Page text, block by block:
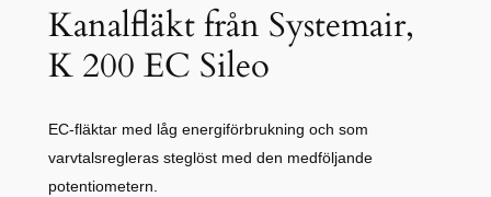
Kanalfläkt från Systemair,
K 200 EC Sileo
EC-fläktar med låg energiförbrukning och som
varvtalsregleras steglöst med den medföljande
potentiometern.